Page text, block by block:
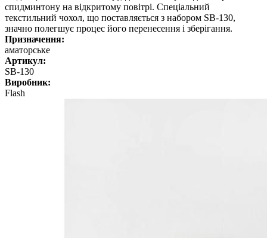
спидминтону на відкритому повітрі. Спеціальний
текстильний чохол, що поставляється з набором SB-130,
значно полегшує процес його перенесення і зберігання.
Призначення:
аматорське
Артикул:
SB-130
Виробник:
Flash